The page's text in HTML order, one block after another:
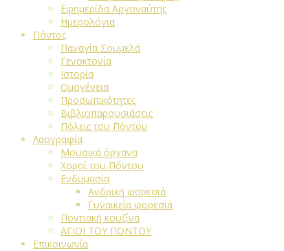
Εφημερίδα Αργοναύτης
Ημερολόγια
Πόντος
Παναγία Σουμελά
Γενοκτονία
Ιστορία
Ομογένεια
Προσωπικότητες
Βιβλιοπαρουσιάσεις
Πόλεις του Πόντου
Λαογραφία
Μουσικά όργανα
Χοροί του Πόντου
Ενδυμασία
Ανδρική φορεσιά
Γυναικεία φορεσιά
Ποντιακή κουζίνα
ΑΓΙΟΙ ΤΟΥ ΠΟΝΤΟΥ
Επικοινωνία